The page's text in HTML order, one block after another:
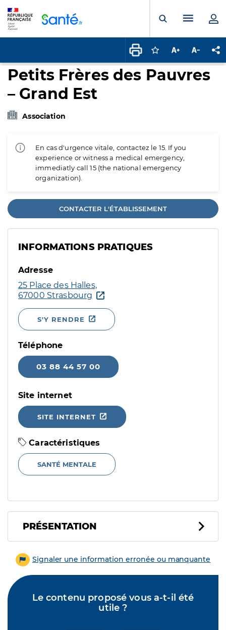
Ouvrir laMenu
Connectez-vous
Augmenter la
Petits Frères des Pauvres
– Grand Est
Association
En cas d'urgence vitale, contactez le 15. If you
experience or witness a medical emergency,
immediatly call 15 (the national emergency
organization).
CONTACTER L'ÉTABLISSEMENT
INFORMATIONS PRATIQUES
Adresse
25 Place des Halles,
67000 Strasbourg
S'Y RENDRE
Téléphone
03 88 44 57 00
Site internet
SITE INTERNET
Caractéristiques
SANTÉ MENTALE
PRÉSENTATION
Signaler une information erronée ou manquante
Le contenu proposé vous a-t-il été
utile ?